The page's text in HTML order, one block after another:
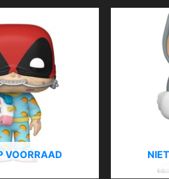
VOORRAAD